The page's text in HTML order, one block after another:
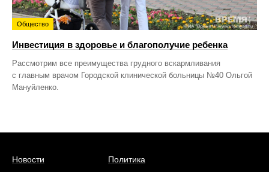
Общество
Инвестиция в здоровье и благополучие ребенка
Рассмотрим все преимущества грудного вскармливания
с главным врачом Городской клинической больницы №40 Ольгой
Мануйленко.
Новости
Политика